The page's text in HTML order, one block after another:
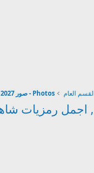
العام Photos - صور 2027 - 2027
رمزيات شاهيد